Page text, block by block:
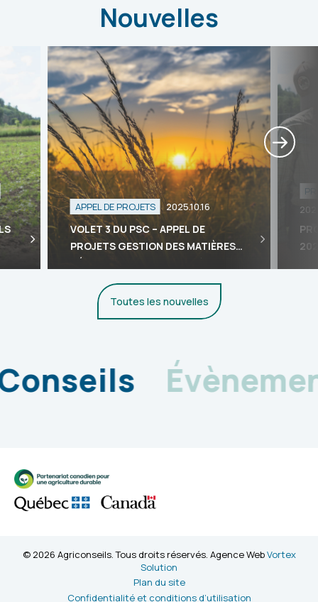
Nouvelles
APPEL DE PROJETS 2025.10.16
VOLET 3 DU PSC – APPEL DE
PROJETS GESTION DES MATIÈRES
RÉSIDUELLES AGRICOLES (PLAN
NATIONAL DE L’EAU)
Toutes les nouvelles
Évènement
© 2026 Agriconseils. Tous droits réservés. Agence WebVortex
Solution
Plan du site
Confidentialité et conditions d’utilisation